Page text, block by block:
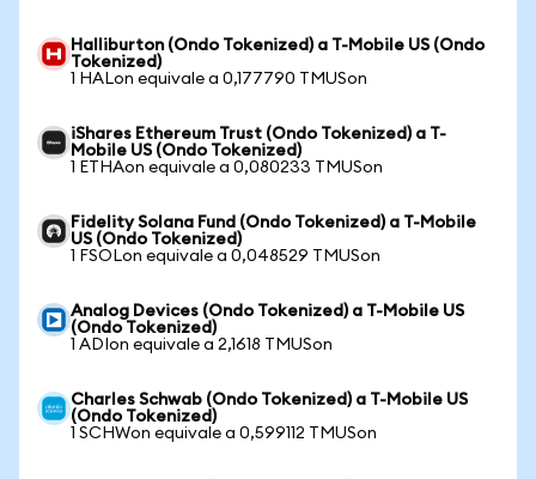
Halliburton (Ondo Tokenized) a T-Mobile US (Ondo
Tokenized)
1 HALon equivale a 0,177790 TMUSon
iShares Ethereum Trust (Ondo Tokenized) a T-
Mobile US (Ondo Tokenized)
1 ETHAon equivale a 0,080233 TMUSon
Fidelity Solana Fund (Ondo Tokenized) a T-Mobile
US (Ondo Tokenized)
1 FSOLon equivale a 0,048529 TMUSon
Analog Devices (Ondo Tokenized) a T-Mobile US
(Ondo Tokenized)
1 ADIon equivale a 2,1618 TMUSon
Charles Schwab (Ondo Tokenized) a T-Mobile US
(Ondo Tokenized)
1 SCHWon equivale a 0,599112 TMUSon